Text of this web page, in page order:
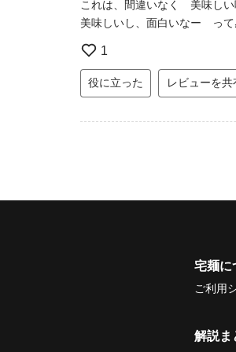
これは、間違いなく 美味しい
美味しいし、面白いなー って
1
役に立った レビューを共
宅麺に
ご利用
解説ま